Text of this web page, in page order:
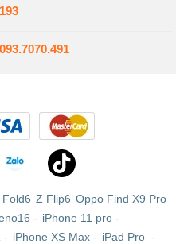
093.7070.491
Fold6 Z Flip6 Oppo Find X9 Pro
- iPhone 11 pro-
- iPhone XS Max- iPad Pro -